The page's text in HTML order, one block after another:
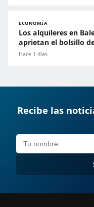
ECONOMÍA
Los alquileres en
aprietan el bolsillo
Hace 1 días
Recibe las